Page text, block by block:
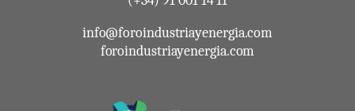
info@foroindustriayenergia.com
foroindustriayenergia.com